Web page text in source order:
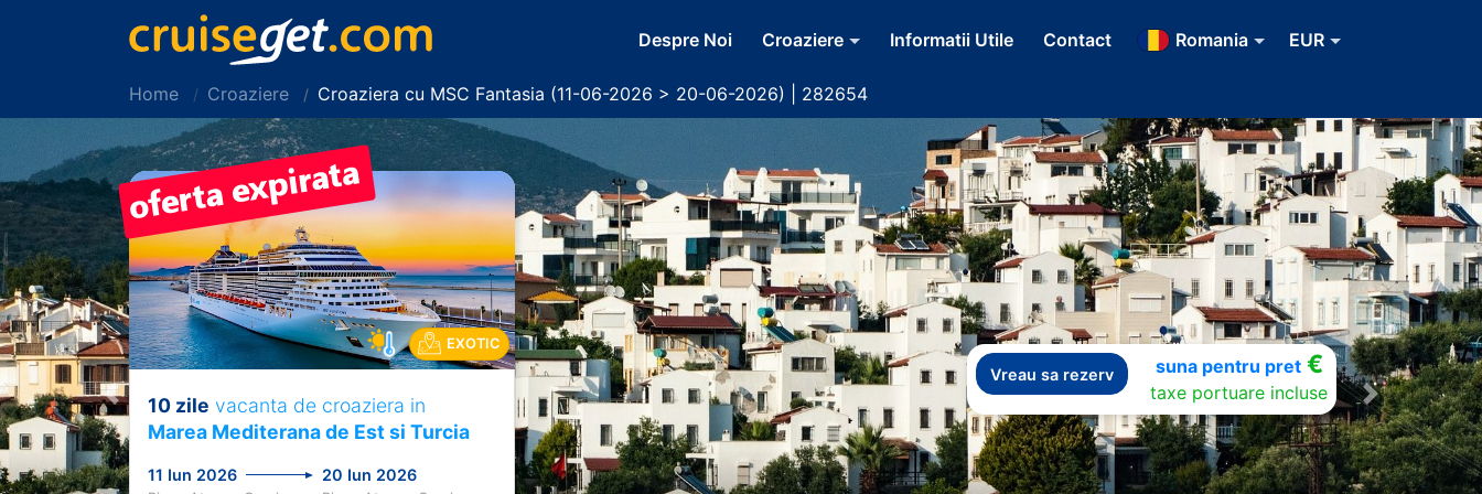
Despre Noi Croaziere Informatii Utile Contact Romania EUR
Home Croaziere Croaziera cu MSC Fantasia (11-06-2026 > 20-06-2026) | 282654
Vreau sa rezerv suna pentru pret€
taxe portuare incluse
Previous Next
EXOTIC
10 zile vacanta de croaziera in
Marea Mediterana de Est si Turcia
11 Iun 2026 20 Iun 2026